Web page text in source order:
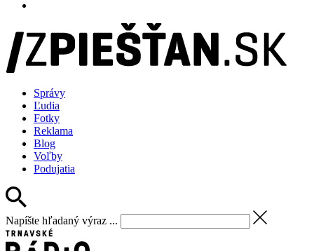
Správy
Ľudia
Fotky
Reklama
Blog
Voľby
Podujatia
Napíšte hľadaný výraz ...